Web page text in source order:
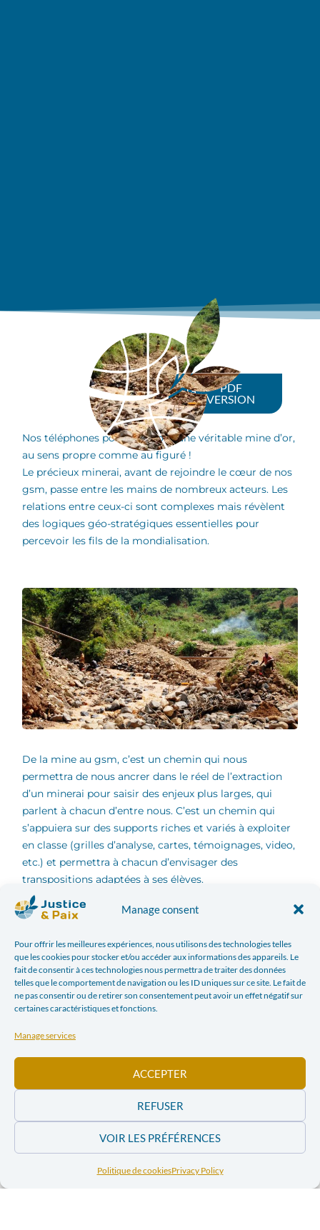
Manage consent
Pour offrir les meilleures expériences, nous utilisons des technologies telles
que les cookies pour stocker et/ou accéder aux informations des appareils. Le
fait de consentir à ces technologies nous permettra de traiter des données
telles que le comportement de navigation ou les ID uniques sur ce site. Le fait de
ne pas consentir ou de retirer son consentement peut avoir un effet négatif sur
certaines caractéristiques et fonctions.
Manage services
ACCEPTER
REFUSER
VOIR LES PRÉFÉRENCES
Politique de cookiesPrivacy Policy
PDF
VERSION
Nos téléphones portables sont une véritable mine d’or,
au sens propre comme au figuré !
Le précieux minerai, avant de rejoindre le cœur de nos
gsm, passe entre les mains de nombreux acteurs. Les
relations entre ceux-ci sont complexes mais révèlent
des logiques géo-stratégiques essentielles pour
percevoir les fils de la mondialisation.
De la mine au gsm, c’est un chemin qui nous
permettra de nous ancrer dans le réel de l’extraction
d’un minerai pour saisir des enjeux plus larges, qui
parlent à chacun d’entre nous. C’est un chemin qui
s’appuiera sur des supports riches et variés à exploiter
en classe (grilles d’analyse, cartes, témoignages, video,
etc.) et permettra à chacun d’envisager des
transpositions adaptées à ses élèves.
**Audiences:
Cette formation est destinée aux professeurs de
formation géographique et sociale du 3e degré de
l’enseignement ordinaire. Cette édition se déroule
dans le cadre des formations du ForFor (CECAFOC).
**Practical information:
– Numéro de formation : 17geo005
– Registrations and contacts via the CECAFOC website